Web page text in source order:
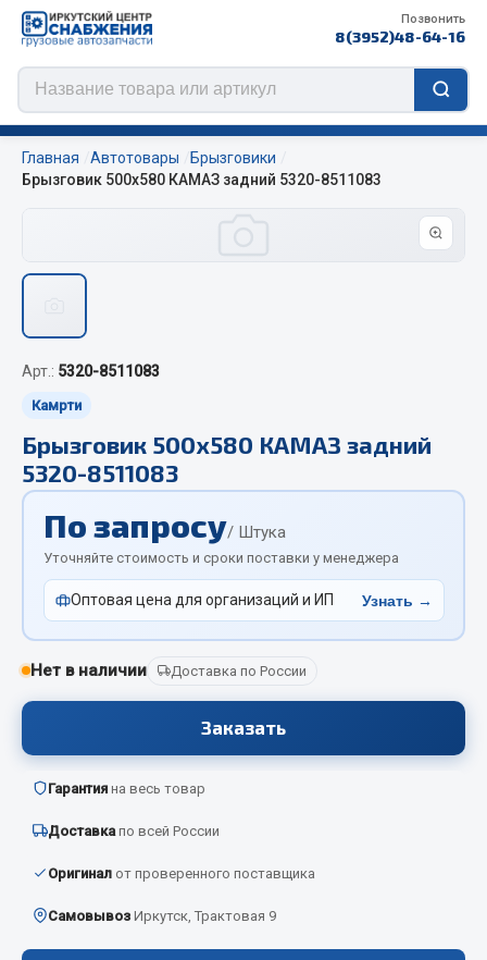
Позвонить
8(3952)48-64-16
QITONG
Отопители салона, подогреватели
Автономные воздушные отопители
Жидкостные подогреватели
Отопители салона
Подогреватели тосола
Автотовары
Автокаталоги
Аксессуары автомобильные
Брызговики
Главная Автотовары
Брызговики
Брызговик 500х580 КАМАЗ задний 5320-8511083
Арт.: 5320-8511083
Камрти
Брызговик 500х580 КАМАЗ задний
5320-8511083
По запросу/ Штука
Уточняйте стоимость и сроки поставки у менеджера
Оптовая цена для организаций и ИП Узнать →
Нет в наличии Доставка по России
Заказать
Гарантия на весь товар
Доставка по всей России
Оригинал от проверенного поставщика
Самовывоз Иркутск, Трактовая 9